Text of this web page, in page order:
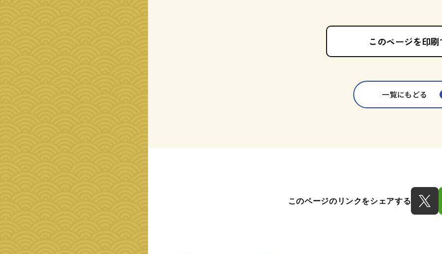
このページを印
一覧にもどる
このページのリンクをシェアする